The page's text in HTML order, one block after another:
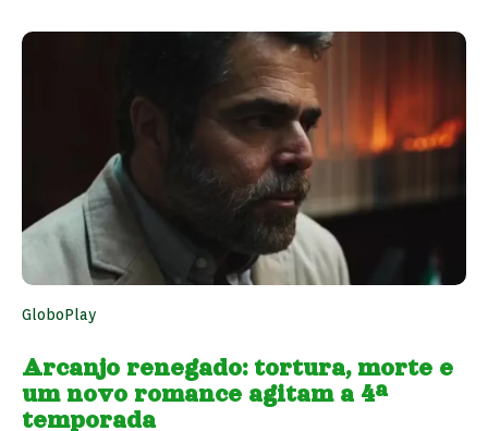
GloboPlay
Arcanjo renegado: tortura, morte e
um novo romance agitam a 4ª
temporada